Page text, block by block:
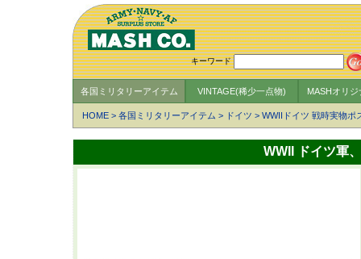
キーワード
各国ミリタリーアイテム VINTAGE(稀少一点物) MASHオリ
HOME > 各国ミリタリーアイテム > ドイツ > WWIIドイツ 戦時実物ポ
WWII ドイツ軍